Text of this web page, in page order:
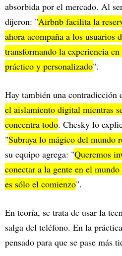
absorbida por el mercado. Al
dijeron: "Airbnb facilita la
ahora acompaña a los usuarios
transformando la experiencia
práctico y personalizado".
Hay también una
el aislamiento digital mientras
concentra todo. Chesky lo
"Subraya lo mágico del mundo
su equipo agrega: "Queremos
conectar a la gente en el
es sólo el comienzo".
En teoría, se trata de usar la
salga del teléfono. En la
pensado para que se pase más